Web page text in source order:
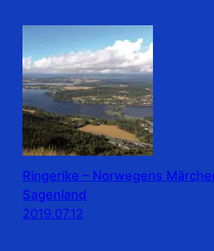
Ringerike – Norwegens
Sagenland
2019.07.12